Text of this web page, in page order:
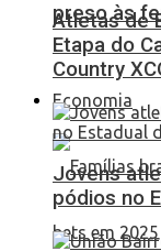
preso às
Economia
Atletas de
Etapa do
Country
Jovens
pódios no